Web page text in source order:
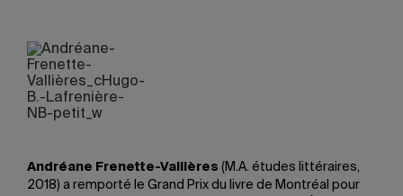
Andréane Frenette-Vallières (M.A. études littéraires,
2018) a remporté le Grand Prix du livre de Montréal pour